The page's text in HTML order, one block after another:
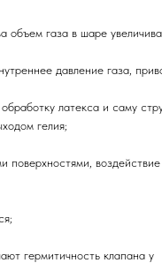
объем газа в шаре
давление газа,
латекса и саму
гелия;
поверхностями, воздействие
гермитичность клапана у